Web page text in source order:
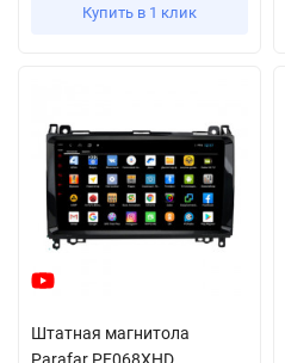
Купить в 1 клик
Штатная магнитола